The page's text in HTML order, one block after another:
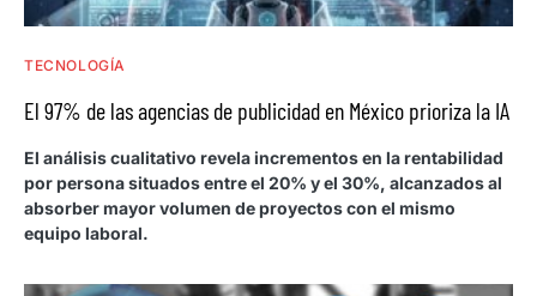
TECNOLOGÍA
El 97% de las agencias de publicidad en México prioriza la IA
El análisis cualitativo revela incrementos en la rentabilidad
por persona situados entre el 20% y el 30%, alcanzados al
absorber mayor volumen de proyectos con el mismo
equipo laboral.